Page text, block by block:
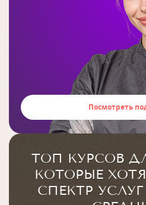
Посмотреть
ТОП КУРСОВ
КОТОРЫЕ
СПЕКТР